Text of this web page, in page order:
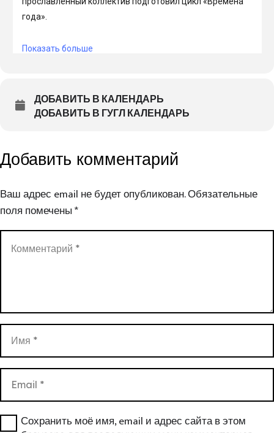
ДОБАВИТЬ В КАЛЕНДАРЬ
ДОБАВИТЬ В ГУГЛ КАЛЕНДАРЬ
Добавить комментарий
Ваш адрес email не будет опубликован.Обязательные
поля помечены*
Сохранить моё имя, email и адрес сайта в этом